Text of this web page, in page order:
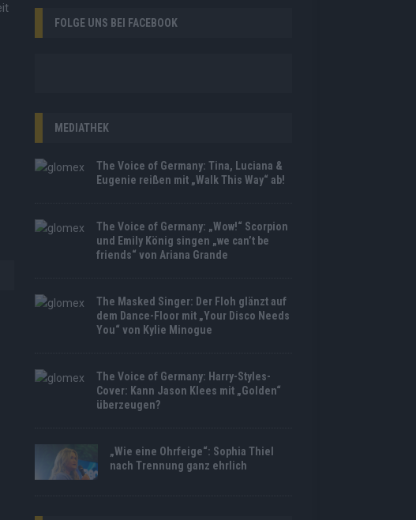
FOLGE UNS BEI FACEBOOK
MEDIATHEK
The Voice of Germany: Tina, Luciana &
Eugenie reißen mit „Walk This Way“ ab!
The Voice of Germany: „Wow!“ Scorpion
und Emily König singen „we can’t be
friends“ von Ariana Grande
The Masked Singer: Der Floh glänzt auf
dem Dance-Floor mit „Your Disco Needs
You“ von Kylie Minogue
The Voice of Germany: Harry-Styles-
Cover: Kann Jason Klees mit „Golden“
überzeugen?
„Wie eine Ohrfeige“: Sophia Thiel
nach Trennung ganz ehrlich